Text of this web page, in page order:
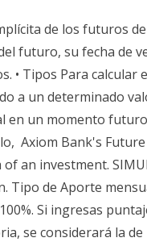
de los futuros
futuro, su fecha de
• Tipos Para
a un determinado
en un momento
Axiom Bank's
an investment.
Tipo de Aporte
Si ingresas
se considerará la